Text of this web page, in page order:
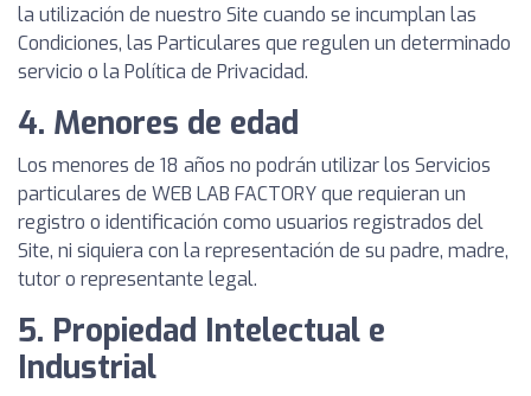
la utilización de nuestro Site cuando se incumplan las
Condiciones, las Particulares que regulen un determinado
servicio o la Política de Privacidad.
4. Menores de edad
Los menores de 18 años no podrán utilizar los Servicios
particulares de WEB LAB FACTORY que requieran un
registro o identificación como usuarios registrados del
Site, ni siquiera con la representación de su padre, madre,
tutor o representante legal.
5. Propiedad Intelectual e
Industrial